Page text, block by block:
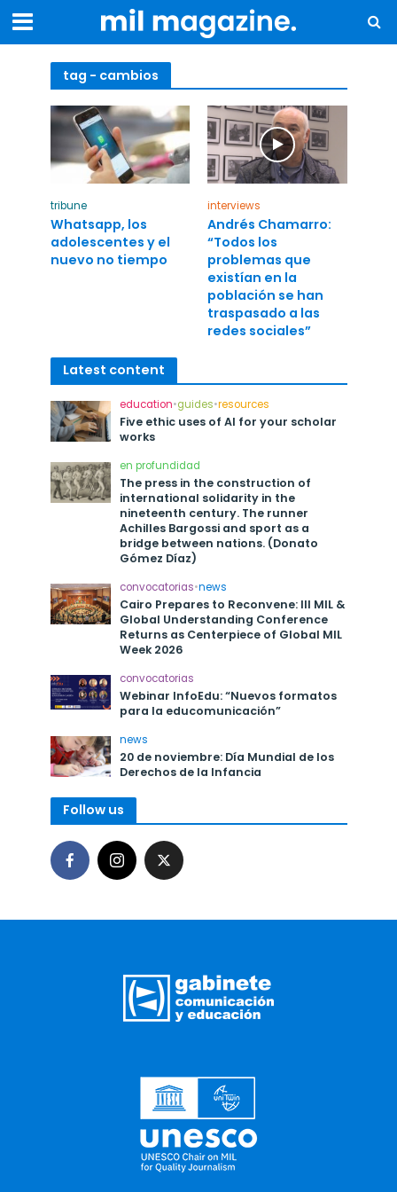
tag - cambios
tribune
Whatsapp, los
adolescentes y el
nuevo no tiempo
interviews
Andrés Chamarro:
“Todos los
problemas que
existían en la
población se han
traspasado a las
redes sociales”
Latest content
education•guides•resources
Five ethic uses of AI for your scholar
works
en profundidad
The press in the construction of
international solidarity in the
nineteenth century. The runner
Achilles Bargossi and sport as a
bridge between nations. (Donato
Gómez Díaz)
convocatorias•news
Cairo Prepares to Reconvene: III MIL &
Global Understanding Conference
Returns as Centerpiece of Global MIL
Week 2026
convocatorias
Webinar InfoEdu: “Nuevos formatos
para la educomunicación”
news
20 de noviembre: Día Mundial de los
Derechos de la Infancia
Follow us